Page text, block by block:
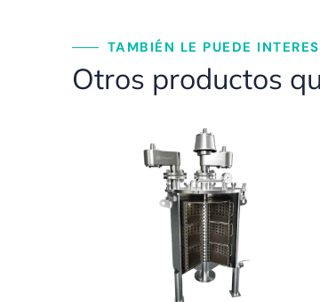
TAMBIÉN LE PUEDE
Otros productos